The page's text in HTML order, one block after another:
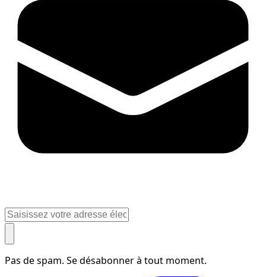
Pas de spam. Se désabonner à tout moment.